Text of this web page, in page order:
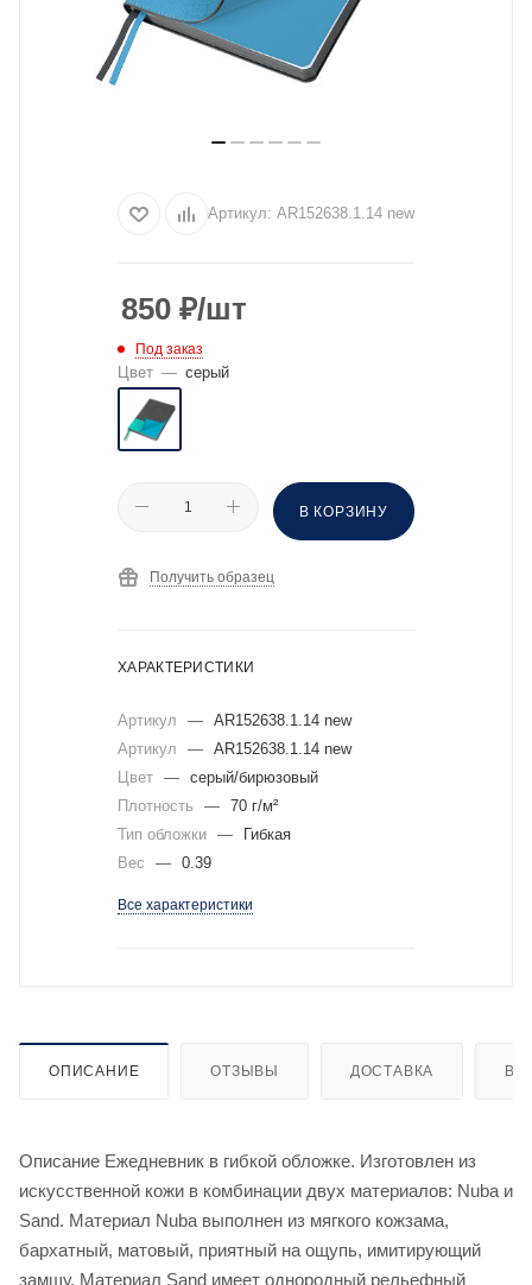
Артикул: AR152638.1.14 new
850 ₽/шт
Под заказ
Цвет — серый
В КОРЗИНУ
Получить образец
ХАРАКТЕРИСТИКИ
Артикул — AR152638.1.14 new
Артикул
— AR152638.1.14 new
Цвет — серый/бирюзовый
Плотность
— 70 г/м²
Тип обложки —
Гибкая
Вес
— 0.39
Все характеристики
ОПИСАНИЕ ОТЗЫВЫ ДОСТАВКА
Описание Ежедневник в гибкой обложке. Изготовлен из
искусственной кожи в комбинации двух материалов: Nuba и
Sand. Материал Nuba выполнен из мягкого кожзама,
бархатный, матовый, приятный на ощупь, имитирующий
замшу. Материал Sand имеет однородный рельефный